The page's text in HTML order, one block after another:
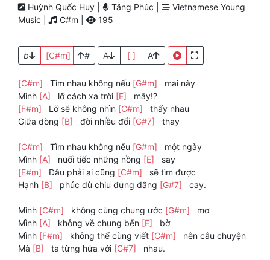
Huỳnh Quốc Huy | Tăng Phúc |
Vietnamese Young
Music |
C#m | 195
b [C#m] # A [ ] A
[C#m] Tìm nhau không nếu [G#m]
mai này
Mình [A] lỡ cách xa trời [E]
mây!?
[F#m]
Lỡ sẽ không nhìn [C#m]
thấy nhau
Giữa dòng [B] đời nhiều đổi [G#7] thay
[C#m] Tìm nhau không nếu [G#m]
một ngày
Mình [A] nuối tiếc những nồng [E]
say
[F#m]
Đâu phải ai cũng [C#m]
sẽ tìm được
Hạnh [B] phúc dù chịu đựng đắng [G#7] cay.
Mình [C#m] không cùng chung ước [G#m]
mơ
Mình [A] không về chung bến [E]
bờ
Mình [F#m] không thể cùng viết [C#m]
nên câu chuyện
Mà [B] ta từng hứa với [G#7] nhau.